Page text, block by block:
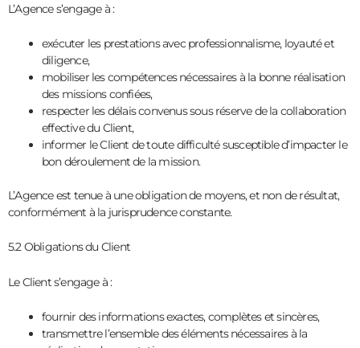
L’Agence s’engage à :
exécuter les prestations avec professionnalisme, loyauté et
diligence,
mobiliser les compétences nécessaires à la bonne réalisation
des missions confiées,
respecter les délais convenus sous réserve de la collaboration
effective du Client,
informer le Client de toute difficulté susceptible d’impacter le
bon déroulement de la mission.
L’Agence est tenue à une obligation de moyens, et non de résultat,
conformément à la jurisprudence constante.
5.2 Obligations du Client
Le Client s’engage à :
fournir des informations exactes, complètes et sincères,
transmettre l’ensemble des éléments nécessaires à la